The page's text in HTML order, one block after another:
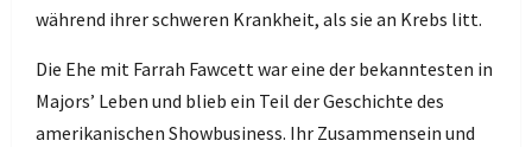
während ihrer schweren Krankheit, als sie an Krebs litt.
Die Ehe mit Farrah Fawcett war eine der bekanntesten in
Majors’ Leben und blieb ein Teil der Geschichte des
amerikanischen Showbusiness. Ihr Zusammensein und